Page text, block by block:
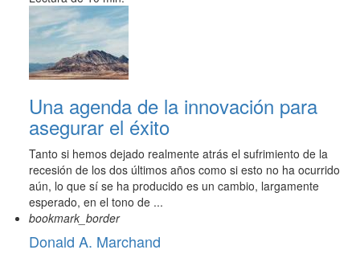
Una agenda de la innovación para
asegurar el éxito
Tanto si hemos dejado realmente atrás el sufrimiento de la
recesión de los dos últimos años como si esto no ha ocurrido
aún, lo que sí se ha producido es un cambio, largamente
esperado, en el tono de ...
bookmark_border
Donald A. Marchand